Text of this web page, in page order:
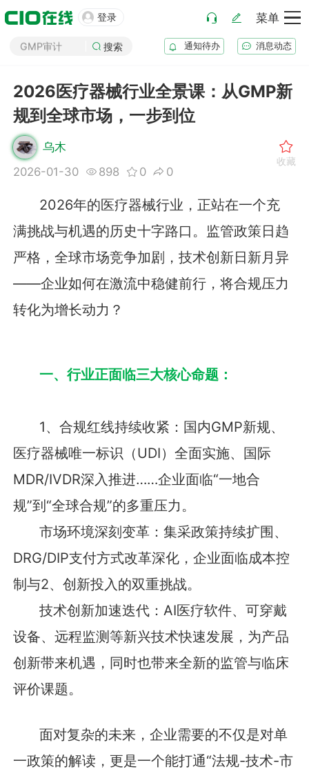
 登录 菜单
GMP审计
GSP审计
化妆品注册
医疗器械注册
药品注册
药品上市后变更
搜索 通知待办 消息动态
2026医疗器械行业全景课：从GMP新
规到全球市场，一步到位
乌木
2026-01-30
898 0 0
收藏
2026年的医疗器械行业，正站在一个充
满挑战与机遇的历史十字路口。监管政策日趋
严格，全球市场竞争加剧，技术创新日新月异
——企业如何在激流中稳健前行，将合规压力
转化为增长动力？
一、行业正面临三大核心命题：
1、合规红线持续收紧：国内GMP新规、
医疗器械唯一标识（UDI）全面实施、国际
MDR/IVDR深入推进……企业面临“一地合
规”到“全球合规”的多重压力。
市场环境深刻变革：集采政策持续扩围、
DRG/DIP支付方式改革深化，企业面临成本控
制与2、创新投入的双重挑战。
技术创新加速迭代：AI医疗软件、可穿戴
设备、远程监测等新兴技术快速发展，为产品
创新带来机遇，同时也带来全新的监管与临床
评价课题。
面对复杂的未来，企业需要的不仅是对单
一政策的解读，更是一个能打通“法规-技术-市